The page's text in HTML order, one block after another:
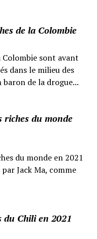
de la Colombie
Colombie sont avant
dans le milieu des
de la drogue...
riches du monde
du monde en 2021
Jack Ma, comme
du Chili en 2021